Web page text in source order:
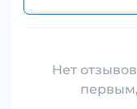
Нет
первым,